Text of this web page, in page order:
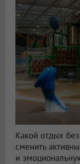
Какой отдых
сменить
и